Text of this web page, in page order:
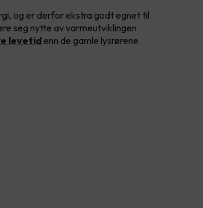
og er derfor ekstra godt egnet til
seg nytte av varmeutviklingen
levetidenn de gamle lysrørene.